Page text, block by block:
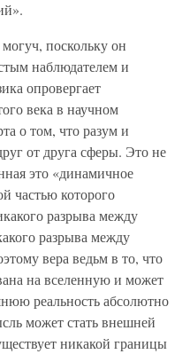
поскольку он
наблюдателем и
опровергает
века в научном
о том, что разум и
от друга сферы. Это не
это «динамичное
частью которого
разрыва между
разрыва между
вера ведьм в то, что
на вселенную и может
реальность абсолютно
может стать внешней
никакой границы